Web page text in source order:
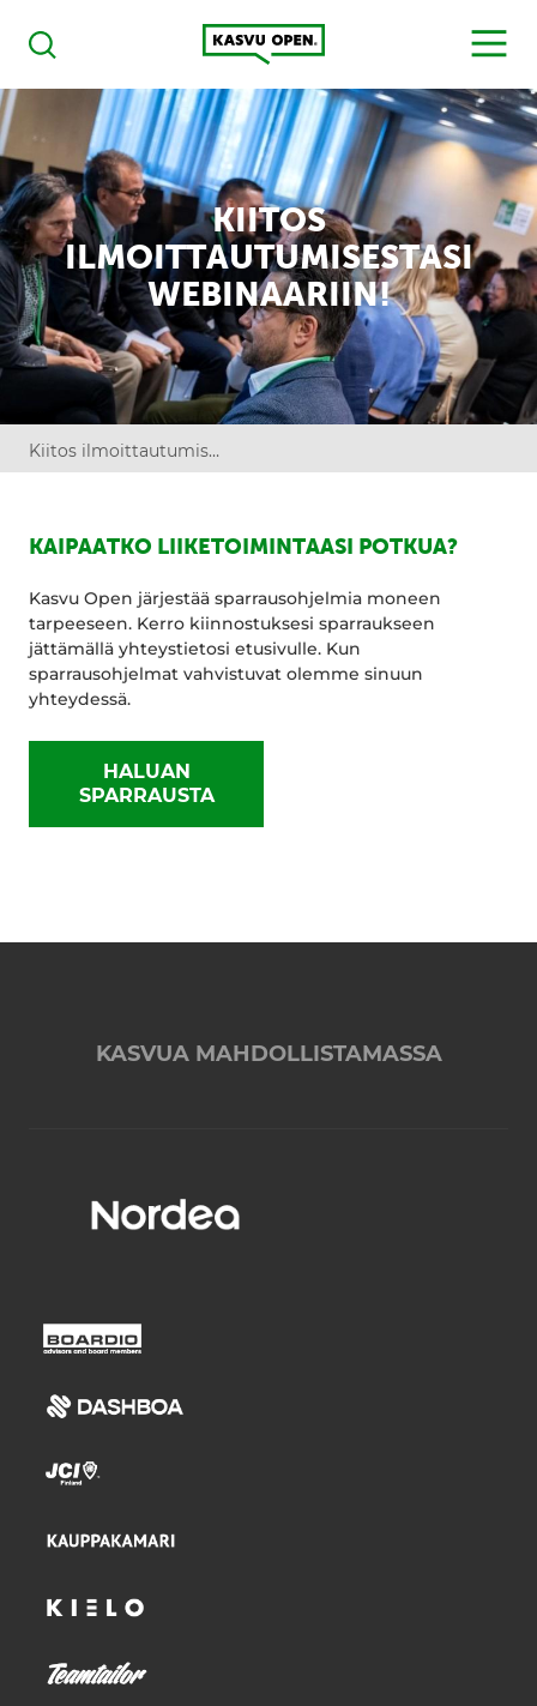
Haku
Kasvu Open
MENU
KIITOS
ILMOITTAUTUMISESTASI
WEBINAARIIN!
Kiitos ilmoittautumisestasi webinaariin!
KAIPAATKO LIIKETOIMINTAASI POTKUA?
Kasvu Open järjestää sparrausohjelmia moneen
tarpeeseen. Kerro kiinnostuksesi sparraukseen
jättämällä yhteystietosi etusivulle. Kun
sparrausohjelmat vahvistuvat olemme sinuun
yhteydessä.
HALUAN
SPARRAUSTA
KASVUA MAHDOLLISTAMASSA